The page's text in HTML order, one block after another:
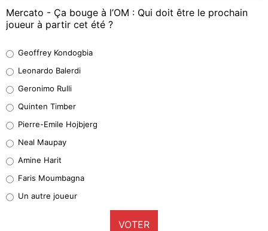
Mercato - Ça bouge à l’OM : Qui doit être le prochain
joueur à partir cet été ?
38%
32%
4%
1%
9%
Geoffrey Kondogbia
Leonardo Balerdi
Geronimo Rulli
Quinten Timber
Pierre-Emile Hojbjerg
Neal Maupay
Amine Harit
Faris Moumbagna
Un autre joueur
VOTER